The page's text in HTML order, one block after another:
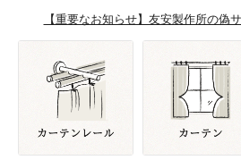
【重要なお知らせ】友安製作所の偽